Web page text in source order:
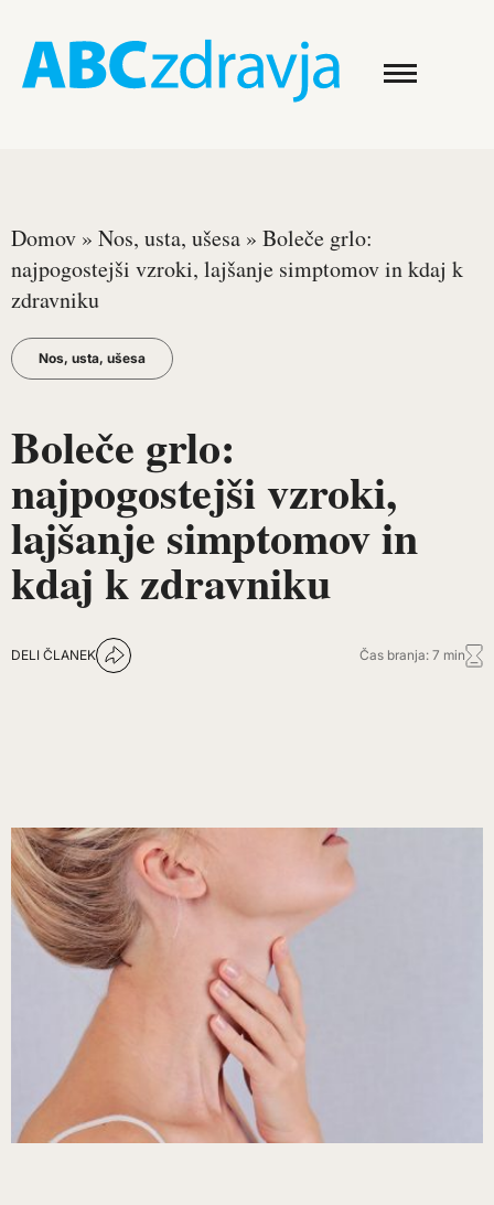
Domov » Nos, usta, ušesa » Boleče grlo:
najpogostejši vzroki, lajšanje simptomov in kdaj k
zdravniku
Nos, usta, ušesa
Boleče grlo:
najpogostejši vzroki,
lajšanje simptomov in
kdaj k zdravniku
DELI ČLANEK Čas branja: 7 min